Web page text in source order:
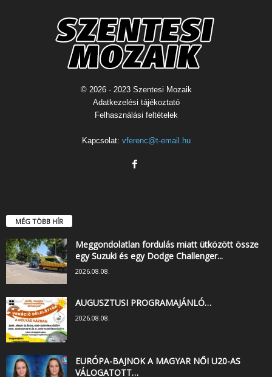
© 2026 - 2023 Szentesi Mozaik
Adatkezelési tájékoztató
Felhasználási feltételek
Kapcsolat: vferenc@t-email.hu
MÉG TÖBB HÍR
Meggondolatlan fordulás miatt ütközött össze
egy Suzuki és egy Dodge Challenger...
2026.08.08.
AUGUSZTUSI PROGRAMAJÁNLÓ…
2026.08.08.
EURÓPA-BAJNOK A MAGYAR NŐI U20-AS
VÁLOGATOTT…